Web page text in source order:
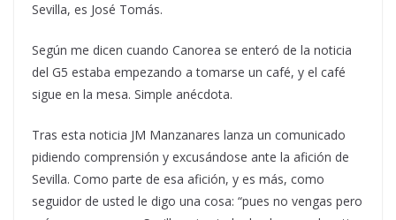
Sevilla, es José Tomás.
Según me dicen cuando Canorea se enteró de la noticia
del G5 estaba empezando a tomarse un café, y el café
sigue en la mesa. Simple anécdota.
Tras esta noticia JM Manzanares lanza un comunicado
pidiendo comprensión y excusándose ante la afición de
Sevilla. Como parte de esa afición, y es más, como
seguidor de usted le digo una cosa: “pues no vengas pero